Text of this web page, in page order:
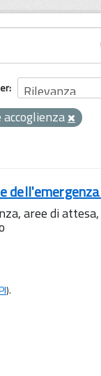
accoglienza
dell'emergenza
aree di attesa,
).